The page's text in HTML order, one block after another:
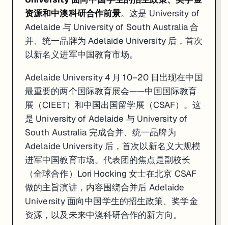
资源和中澳科研合作前景。这是 University of
Adelaide 与 University of South Australia 合
并、统一品牌为 Adelaide University 后，首次
以新名义进军中国教育市场。
Adelaide University 4 月 10–20 日出现在中国
最重要的两个国际教育展会——中国国际教育
展（CIEET）和中国出国留学展（CSAF）。这
是 University of Adelaide 与 University of
South Australia 完成合并、统一品牌为
Adelaide University 后，首次以新名义大规模
进军中国教育市场。代表团的焦点是副校长
（全球合作）Lori Hocking 女士在北京 CSAF
做的主旨演讲，内容围绕合并后 Adelaide
University 面向中国学生的招生政策、奖学金
资源，以及未来中澳科研合作的新方向。